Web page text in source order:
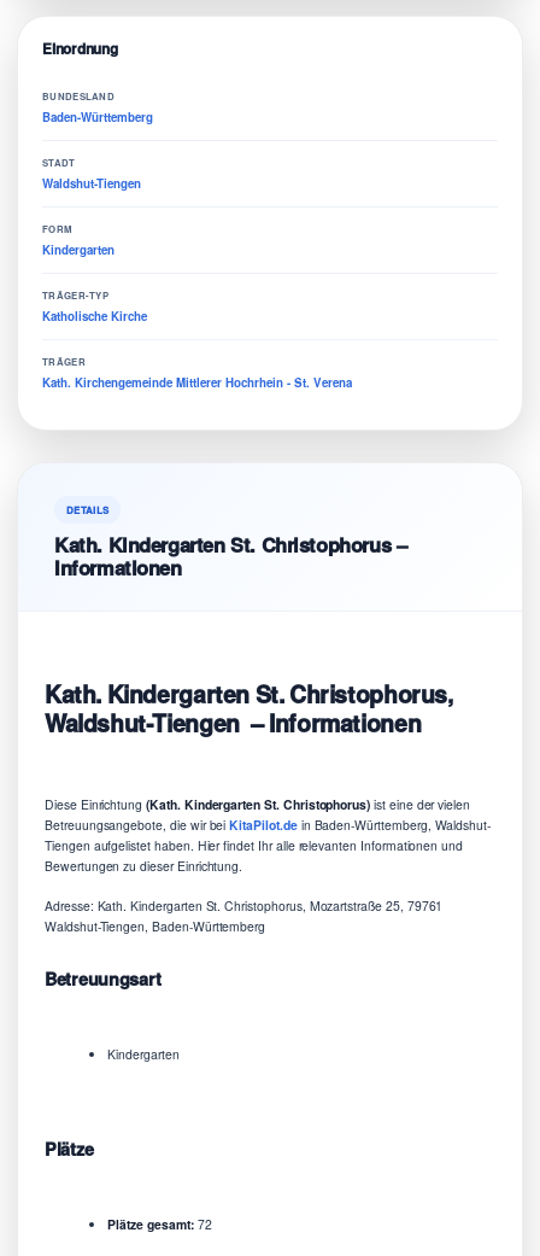
Einordnung
BUNDESLAND
Baden-Württemberg
STADT
Waldshut-Tiengen
FORM
Kindergarten
TRÄGER-TYP
Katholische Kirche
TRÄGER
Kath. Kirchengemeinde Mittlerer Hochrhein - St. Verena
DETAILS
Kath. Kindergarten St. Christophorus –
Informationen
Kath. Kindergarten St. Christophorus,
Waldshut-Tiengen – Informationen
Diese Einrichtung (Kath. Kindergarten St. Christophorus) ist eine der vielen
Betreuungsangebote, die wir beiKitaPilot.dein Baden-Württemberg, Waldshut-
Tiengen aufgelistet haben. Hier findet Ihr alle relevanten Informationen und
Bewertungen zu dieser Einrichtung.
Adresse: Kath. Kindergarten St. Christophorus, Mozartstraße 25, 79761
Waldshut-Tiengen, Baden-Württemberg
Betreuungsart
Kindergarten
Plätze
Plätze gesamt:72